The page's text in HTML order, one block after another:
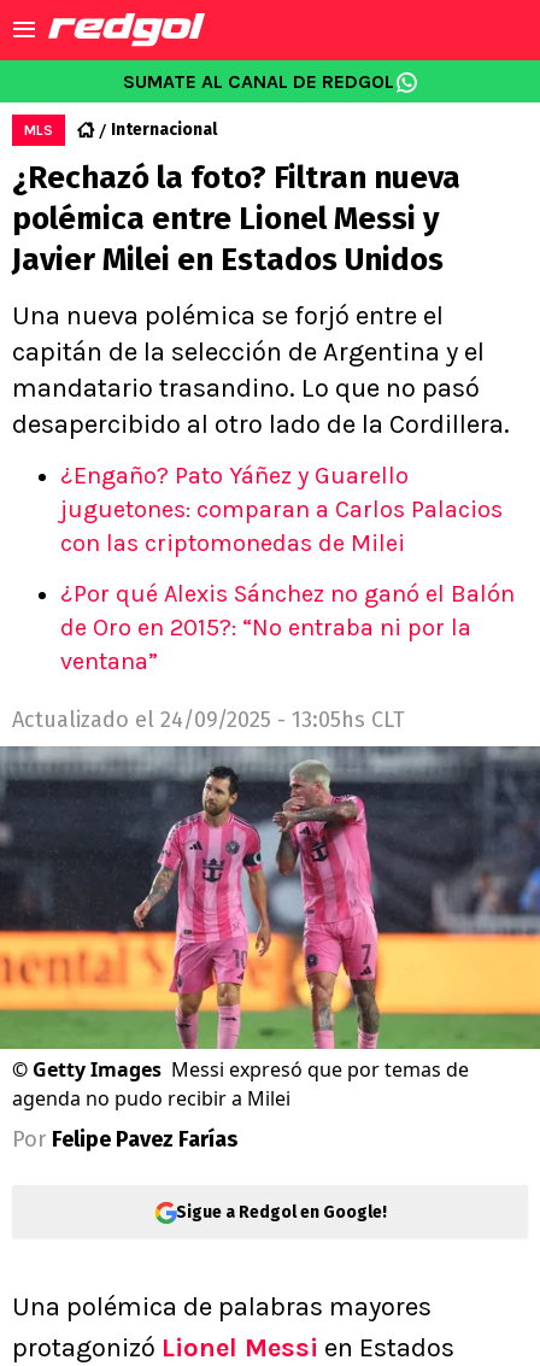
SUMATE AL CANAL DE REDGOL
MLS Internacional
¿Rechazó la foto? Filtran nueva
polémica entre Lionel Messi y
Javier Milei en Estados Unidos
Una nueva polémica se forjó entre el
capitán de la selección de Argentina y el
mandatario trasandino. Lo que no pasó
desapercibido al otro lado de la Cordillera.
¿Engaño? Pato Yáñez y Guarello
juguetones: comparan a Carlos Palacios
con las criptomonedas de Milei
¿Por qué Alexis Sánchez no ganó el Balón
de Oro en 2015?: “No entraba ni por la
ventana”
Actualizado el 24/09/2025 - 13:05hs CLT
© Getty Images Messi expresó que por temas de
agenda no pudo recibir a Milei
Por Felipe Pavez Farías
Sigue a Redgol en Google!
Una polémica de palabras mayores
protagonizó Lionel Messi en Estados